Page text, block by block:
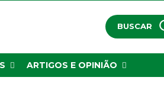
BUSCAR
ARTIGOS E OPINIÃO